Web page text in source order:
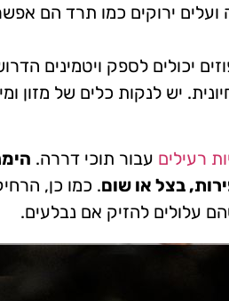
ועלים ירוקים כמו תרד הם
יכולים לספק ויטמינים
יש לנקות כלים של מזון
רעילים עבור תוכי דררה.
בצל או שום. כמו כן,
עלולים להזיק אם נבלעים.